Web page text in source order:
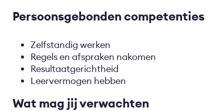
Persoonsgebonden competenties
Zelfstandig werken
Regels en afspraken nakomen
Resultaatgerichtheid
Leervermogen hebben
Wat mag jij verwachten